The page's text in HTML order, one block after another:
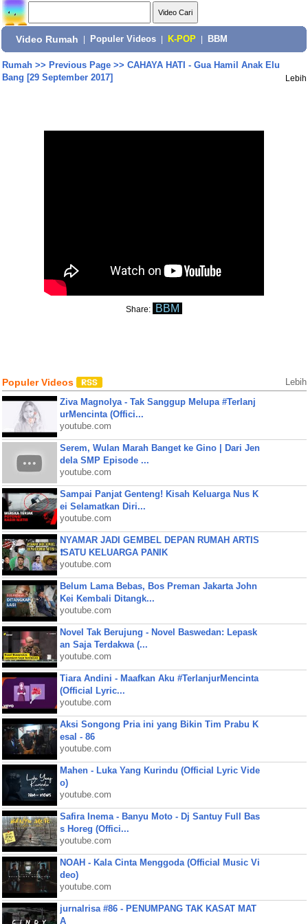
Video Rumah Populer Videos K-POP BBM
Rumah>> Previous Page>> CAHAYA HATI - Gua Hamil Anak Elu
Bang [29 September 2017]
Lebih
Share: BBM
Populer Videos Lebih
Ziva Magnolya - Tak Sanggup Melupa #Terlanj
urMencinta (Offici...
youtube.com
Serem, Wulan Marah Banget ke Gino | Dari Jen
dela SMP Episode ...
youtube.com
Sampai Panjat Genteng! Kisah Keluarga Nus K
ei Selamatkan Diri...
youtube.com
NYAMAR JADI GEMBEL DEPAN RUMAH ARTIS
❗SATU KELUARGA PANIK
youtube.com
Belum Lama Bebas, Bos Preman Jakarta John
Kei Kembali Ditangk...
youtube.com
Novel Tak Berujung - Novel Baswedan: Lepask
an Saja Terdakwa (...
youtube.com
Tiara Andini - Maafkan Aku #TerlanjurMencinta
(Official Lyric...
youtube.com
Aksi Songong Pria ini yang Bikin Tim Prabu K
esal - 86
youtube.com
Mahen - Luka Yang Kurindu (Official Lyric Vide
o)
youtube.com
Safira Inema - Banyu Moto - Dj Santuy Full Bas
s Horeg (Offici...
youtube.com
NOAH - Kala Cinta Menggoda (Official Music Vi
deo)
youtube.com
jurnalrisa #86 - PENUMPANG TAK KASAT MAT
A